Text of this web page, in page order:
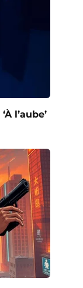
l’aube’